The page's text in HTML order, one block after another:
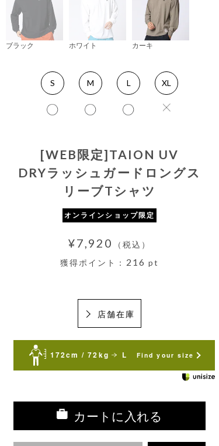
ブラック ホワイト カーキ
S M L XL
[WEB限定]TAION UV
DRYラッシュガードロングス
リーブTシャツ
オンラインショップ限定
¥7,920
（税込）
獲得ポイント： 216 pt
店舗在庫
172cm / 72kg L Find your size
カートに入れる